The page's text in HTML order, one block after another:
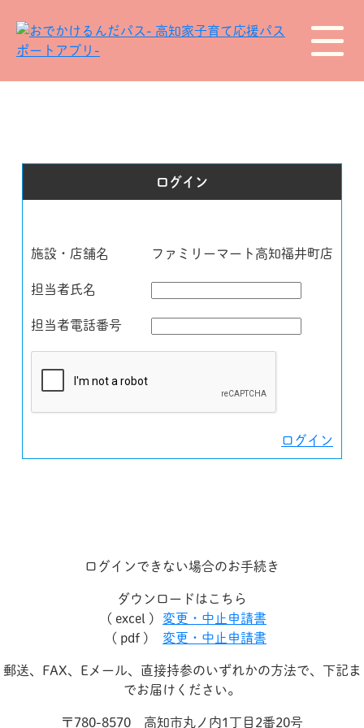
ログイン
施設・店舗名 ファミリーマート高知福井町店
担当者氏名
担当者電話番号
ログイン
ログインできない場合のお手続き
ダウンロードはこちら
( excel )
変更・中止申請書
( pdf )
変更・中止申請書
郵送、FAX、Eメール、直接持参のいずれかの方法で、下記ま
でお届けください。
〒780-8570 高知市丸ノ内1丁目2番20号